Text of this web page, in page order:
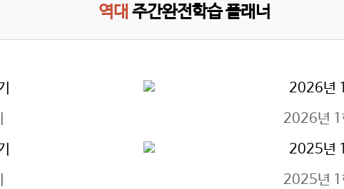
역대 주간완전학습 플래너
2026년 1
2025년 1